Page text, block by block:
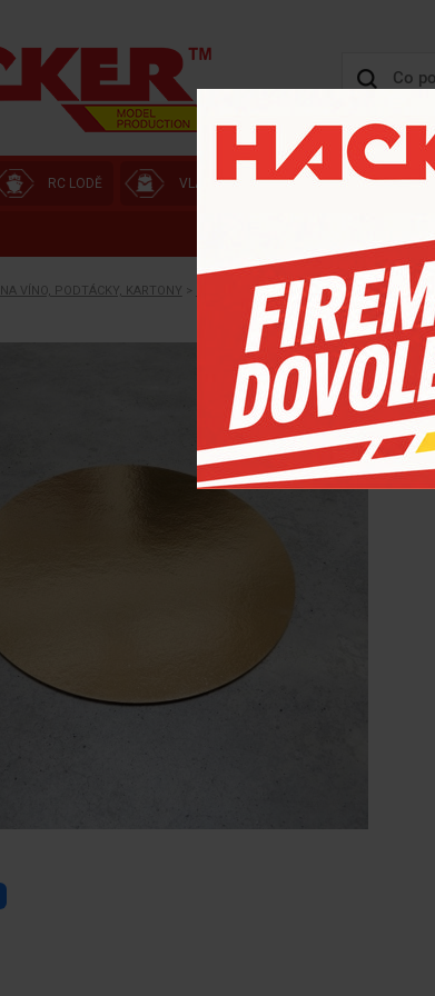
RC LODĚ VLÁČKOVNA 3D TISK, 3D
VÍNO, PODTÁCKY, KARTONY > PODLOŽKY A PODTÁCKY ZLATÉ